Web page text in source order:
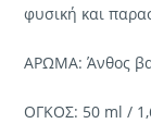
φυσική και
ΑΡΩΜΑ: Άνθος
ΟΓΚΟΣ: 50 ml /